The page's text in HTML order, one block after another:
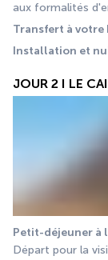
aux formalités
Transfert à votre
Installation et
JOUR 2 I LE
Petit-déjeuner à
Départ pour la